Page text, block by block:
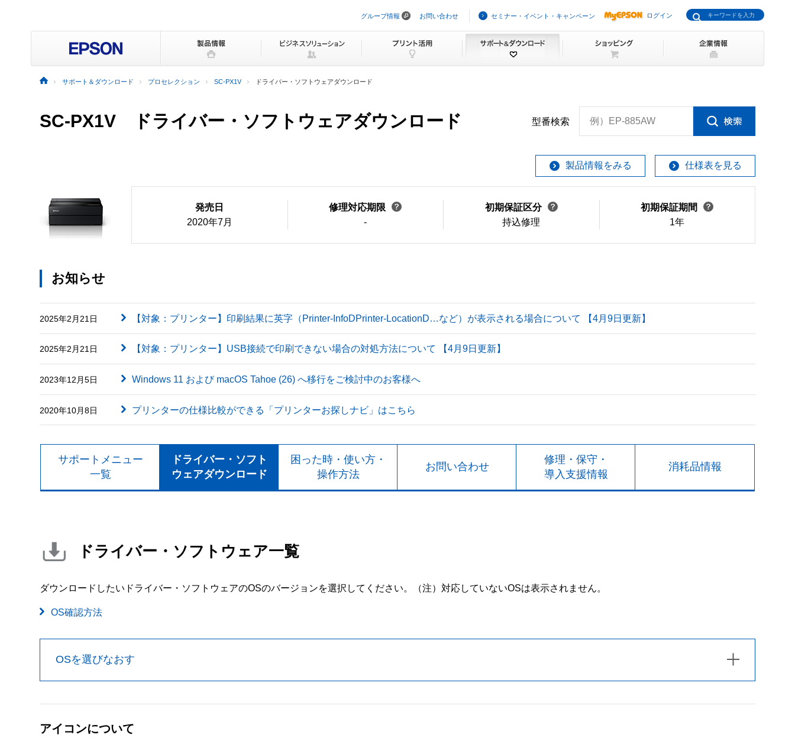
ビ
ョ
ッ
プ
グループ情報 お問い合わせ セミナー・イベント・キャンペーン ログイン
サポート＆ダウンロード プロセレクション SC-PX1V ドライバー・ソフトウェアダウンロード
SC-PX1V ドライバー・ソフトウェアダウンロード 型番検索 例）EP-885AW
製品情報をみる 仕様表を見る
発売日
2020年7月
修理対応期限
-
初期保証区分
持込修理
初期保証期間
1年
お知らせ
2025年2月21日 【対象：プリンター】印刷結果に英字（Printer-InfoDPrinter-LocationD…など）が表示される場合について 【4月9日更新】
2025年2月21日 【対象：プリンター】USB接続で印刷できない場合の対処方法について 【4月9日更新】
2023年12月5日 Windows 11 および macOS Tahoe (26) へ移行をご検討中のお客様へ
2020年10月8日 プリンターの仕様比較ができる「プリンターお探しナビ」はこちら
サポートメニュー
一覧
ドライバー・ソフト
ウェアダウンロード
困った時・使い方・
操作方法
お問い合わせ
修理・保守・
導入支援情報
消耗品情報
ドライバー・ソフトウェア一覧
ダウンロードしたいドライバー・ソフトウェアのOSのバージョンを選択してください。 （注）対応していないOSは表示されません。
OS確認方法
OSを選びなおす
アイコンについて